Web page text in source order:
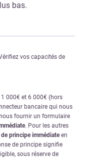
bas.
vos capacités de
000€ et 6 000€ (hors
bancaire qui nous
fournir un formulaire
. Pour les autres
principe immédiateen
de principe signifie
sous réserve de